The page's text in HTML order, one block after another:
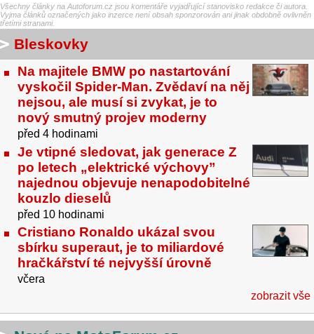
Všechny články na Autoforum.cz jsou komentáře vyjadřující stanovisko redakce či autora.
Vyjma článků označených jako inzerce není obsah sponzorován ani jinak obdobně ovlivněn
třetími stranami.
Bleskovky
Na majitele BMW po nastartování
vyskočil Spider-Man. Zvědaví na něj
nejsou, ale musí si zvykat, je to
nový smutný projev moderny
před 4 hodinami
Je vtipné sledovat, jak generace Z
po letech „elektrické výchovy”
najednou objevuje nenapodobitelné
kouzlo dieselů
před 10 hodinami
Cristiano Ronaldo ukázal svou
sbírku superaut, je to miliardové
hračkářství té nejvyšší úrovně
včera
zobrazit vše